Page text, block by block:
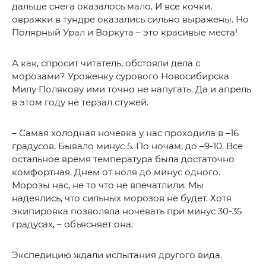
дальше снега оказалось мало. И все кочки,
овражки в тундре оказались сильно выражены. Но
Полярный Урал и Воркута – это красивые места!
А как, спросит читатель, обстояли дела с
морозами? Уроженку сурового Новосибирска
Милу Полякову ими точно не напугать. Да и апрель
в этом году не терзал стужей.
– Самая холодная ночевка у нас проходила в –16
градусов. Бывало минус 5. По ночам, до –9-10. Все
остальное время температура была достаточно
комфортная. Днем от ноля до минус одного.
Морозы нас, не то что не впечатлили. Мы
надеялись, что сильных морозов не будет. Хотя
экипировка позволяла ночевать при минус 30-35
градусах, – объясняет она.
Экспедицию ждали испытания другого вида.